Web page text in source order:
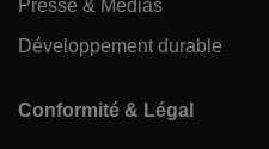
Presse & Médias
Développement durable
Conformité & Légal